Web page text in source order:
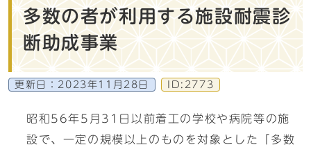
多数の者が利用する施設耐震診
断助成事業
更新日： 2023年11月28日 ID:2773
昭和56年5月31日以前着工の学校や病院等の施
設で、一定の規模以上のものを対象とした「多数